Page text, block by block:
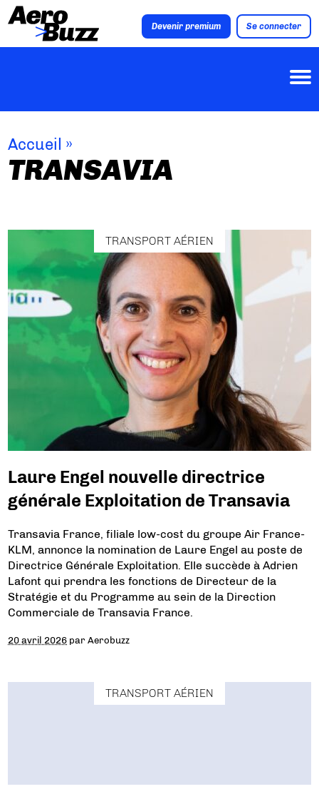
Devenir premium Se connecter
Accueil »
TRANSAVIA
TRANSPORT AÉRIEN
Laure Engel nouvelle directrice
générale Exploitation de Transavia
Transavia France, filiale low-cost du groupe Air France-
KLM, annonce la nomination de Laure Engel au poste de
Directrice Générale Exploitation. Elle succède à Adrien
Lafont qui prendra les fonctions de Directeur de la
Stratégie et du Programme au sein de la Direction
Commerciale de Transavia France.
20 avril 2026 parAerobuzz
TRANSPORT AÉRIEN